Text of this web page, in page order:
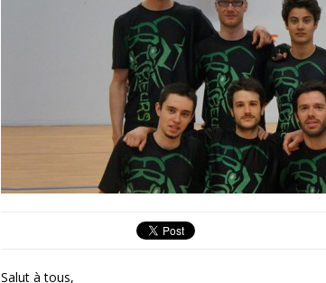
Salut à tous,